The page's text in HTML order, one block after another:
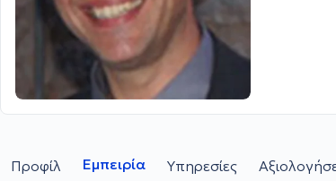
Προφίλ Εμπειρία Υπηρεσίες